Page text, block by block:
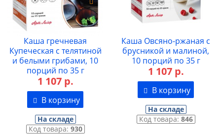
Каша гречневая
Купеческая с телятиной
и белыми грибами, 10
порций по 35 г
1 107 р.
В корзину
На складе
Код товара: 930
Каша Овсяно-ржаная с
брусникой и малиной,
10 порций по 35 г
1 107 р.
В корзину
На складе
Код товара: 846